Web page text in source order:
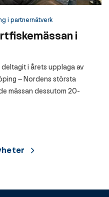
i partnernätverk
i
i årets upplaga av
– Nordens största
mässan dessutom 20-